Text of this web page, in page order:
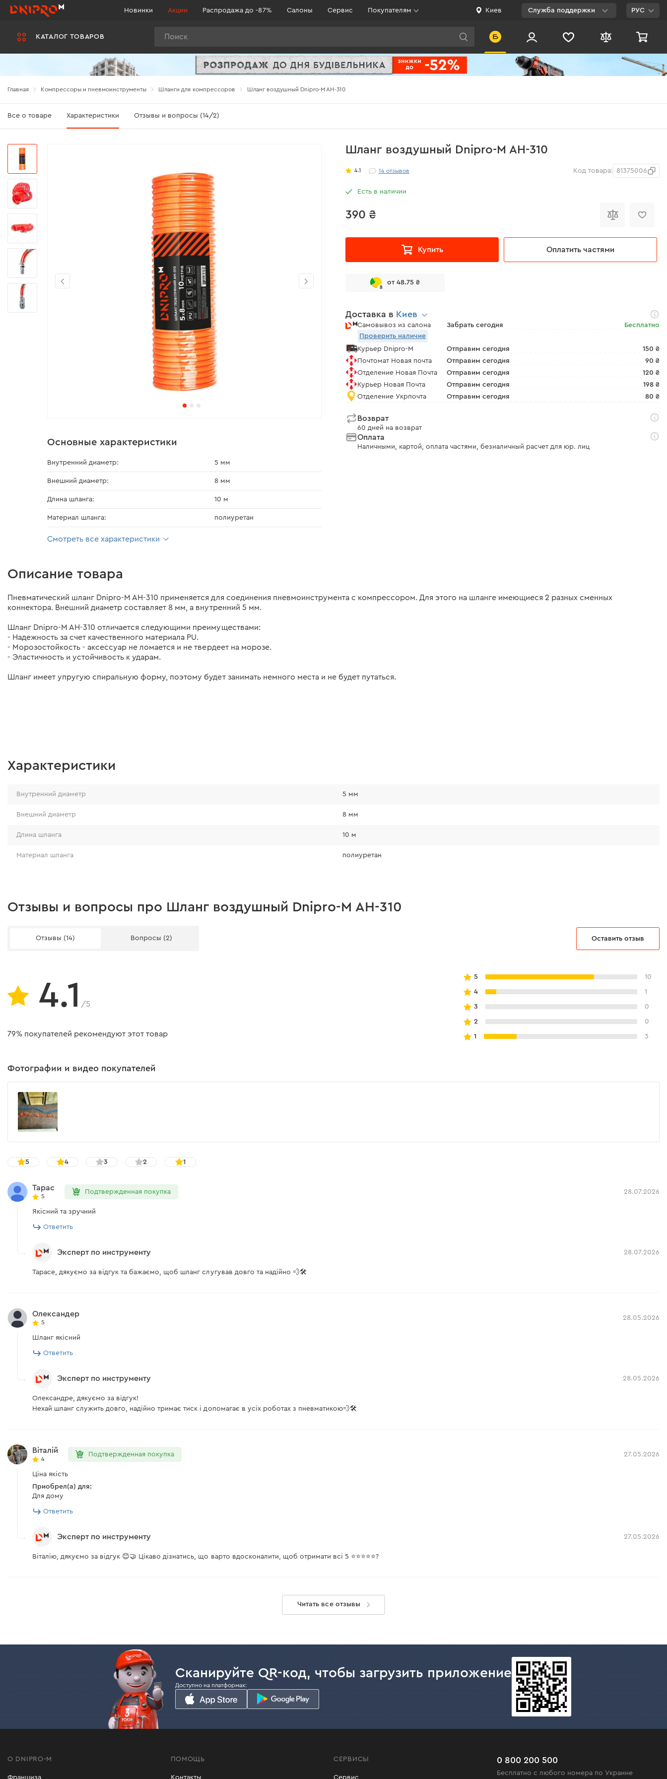
КАТАЛОГ ТОВАРОВ
Новинки Акции Распродажа до -87% Салоны Сервис Покупателям Киев Служба поддержки РУС
Главная Компрессоры и пневмоинструменты Шланги для компрессоров Шланг воздушный Dnipro-M AH-310
Все о товаре Характеристики Отзывы и вопросы (14/2)
Шланг воздушный Dnipro-M AH-310
4.1 14отзывов Код товара: 81375006
Есть в наличии
390 ₴
Купить Оплатить частями
8
от 48.75 ₴
Доставка в Киев
Самовывоз из салона Забрать сегодня
Бесплатно
Проверить наличие
Курьер Dnipro-M
Отправим сегодня
150 ₴
Почтомат Новая почта
Отправим сегодня
90 ₴
Отделение Новая Почта
Отправим сегодня
120 ₴
Курьер Новая Почта
Отправим сегодня
198 ₴
Отделение Укрпочта
Отправим сегодня 80 ₴
Возврат
60 дней на возврат
Оплата
Наличными, картой, оплата частями, безналичный расчет для юр. лиц
Основные характеристики
Внутренний диаметр: 5 мм
Внешний диаметр: 8 мм
Длина шланга: 10 м
Материал шланга: полиуретан
Смотреть все характеристики
Описание товара
Пневматический шланг Dnipro-M AH-310 применяется для соединения пневмоинструмента с компрессором. Для этого на шланге имеющиеся 2 разных сменных
коннектора. Внешний диаметр составляет 8 мм, а внутренний 5 мм.
Шланг Dnipro-M AH-310 отличается следующими преимуществами:
- Надежность за счет качественного материала PU.
- Морозостойкость - аксессуар не ломается и не твердеет на морозе.
- Эластичность и устойчивость к ударам.
Шланг имеет упругую спиральную форму, поэтому будет занимать немного места и не будет путаться.
Характеристики
Внутренний диаметр 5 мм
Внешний диаметр 8 мм
Длина шланга 10 м
Материал шланга полиуретан
Отзывы и вопросы про Шланг воздушный Dnipro-M AH-310
Отзывы (14) Вопросы (2) Оставить отзыв
4.1 /5
79% покупателей рекомендуют этот товар
5 10
4 1
3 0
2 0
1 3
Фотографии и видео покупателей
5 4 3 2 1
Тарас
5
Подтвержденная покупка 28.07.2026
Якісний та зручний
Ответить
Эксперт по инструменту 28.07.2026
Тарасе, дякуємо за відгук та бажаємо, щоб шланг слугував довго та надійно 💨🛠️
Олександер
5
28.05.2026
Шланг якісний
Ответить
Эксперт по инструменту 28.05.2026
Олександре, дякуємо за відгук!
Нехай шланг служить довго, надійно тримає тиск і допомагає в усіх роботах з пневматикою💨🛠️
Віталій
4
Подтвержденная покупка 27.05.2026
Ціна якість
Приобрел(а) для:
Для дому
Ответить
Эксперт по инструменту 27.05.2026
Віталію, дякуємо за відгук 😊🤝 Цікаво дізнатись, що варто вдосконалити, щоб отримати всі 5 ⭐️⭐️⭐️⭐️⭐️?
Читать все отзывы
Сканируйте QR-код, чтобы загрузить приложение
Доступно на платформах:
О DNIPRO-M
Франшиза
ПОМОЩЬ
Контакты
СЕРВИСЫ
Сервис
0 800 200 500
Бесплатно с любого номера по Украине